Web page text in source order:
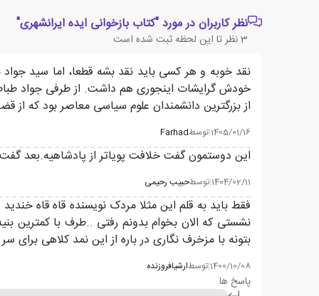
نظر کاربران در مورد "کتاب بازخوانی ایده ایرانشهری"
3نظر تا این لحظه ثبت شده است
نقد خوبه و هر کسی باید نقد بشه قطعا، اما سید
خودش گرایشات اینجوری هم داشت. از طرفی جواد
از بزرگترین دانشمندان علوم سیاسی معاصر بود که
1405/01/16
|توسطFarhad
این دوستمون گفت خلافت پویاتر از پادشاهیه.بعد
1404/02/11
|توسطحبیب رحیمی
فقط باید به قلم این مثلا مردک نویسنده قاه قاه
نشستی که الان بخوام بدونم رفتی ..طرف با
بتونه با مزخرف نگاری در باره از این نمد کلاهی
1400/10/08
|توسطارشیافروزنده
پاسخ ها